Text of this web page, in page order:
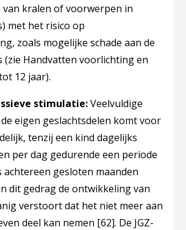
kralen of voorwerpen in
met het risico op
zoals mogelijke schade aan de
(zie Handvatten voorlichting en
12 jaar).
stimulatie:Veelvuldige
eigen geslachtsdelen komt voor
tenzij een kind dagelijks
per dag gedurende een periode
achtereen gesloten maanden
dit gedrag de ontwikkeling van
verstoort dat het niet meer aan
deel kan nemen [62]. De JGZ-